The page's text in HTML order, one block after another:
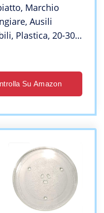
Marchio
Ausili
Plastica, 20-30
Su Amazon